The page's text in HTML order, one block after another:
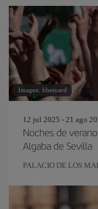
Imagen: bbernard
12 jul 2025 - 21 ago
Noches de
Algaba de Sevilla
PALACIO DE LOS